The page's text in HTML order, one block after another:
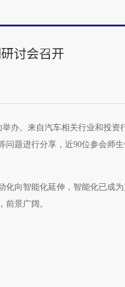
讨会召开
办。来自汽车相关行业和投资
问题进行分享，近90位参会师
化向智能化延伸，智能化已成
景广阔。